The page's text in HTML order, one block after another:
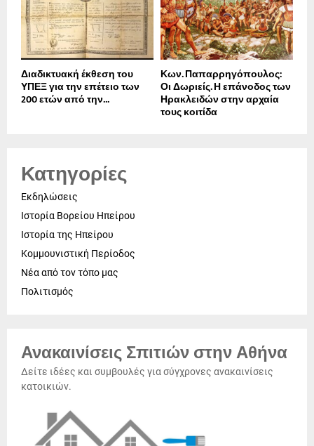
Διαδικτυακή έκθεση του
ΥΠΕΞ για την επέτειο των
200 ετών από την...
Κων. Παπαρρηγόπουλος:
Οι Δωριείς. Η επάνοδος των
Ηρακλειδών στην αρχαία
τους κοιτίδα
Κατηγορίες
Εκδηλώσεις
Ιστορία Βορείου Ηπείρου
Ιστορία της Ηπείρου
Κομμουνιστική Περίοδος
Νέα από τον τόπο μας
Πολιτισμός
Ανακαινίσεις Σπιτιών στην Αθήνα
Δείτε ιδέες και συμβουλές για σύγχρονες ανακαινίσεις
κατοικιών.